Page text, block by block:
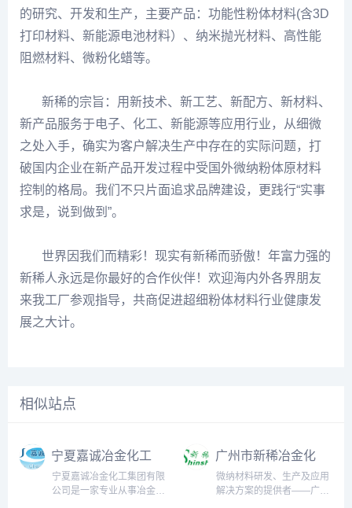
的研究、开发和生产，主要产品：功能性粉体材料(含3D
打印材料、新能源电池材料）、纳米抛光材料、高性能
阻燃材料、微粉化蜡等。
新稀的宗旨：用新技术、新工艺、新配方、新材料、
新产品服务于电子、化工、新能源等应用行业，从细微
之处入手，确实为客户解决生产中存在的实际问题，打
破国内企业在新产品开发过程中受国外微纳粉体原材料
控制的格局。我们不只片面追求品牌建设，更践行“实事
求是，说到做到”。
世界因我们而精彩！现实有新稀而骄傲！年富力强的
新稀人永远是你最好的合作伙伴！欢迎海内外各界朋友
来我工厂参观指导，共商促进超细粉体材料行业健康发
展之大计。
相似站点
宁夏嘉诚冶金化工
集团有限公司
宁夏嘉诚冶金化工集团有限
公司是一家专业从事冶金、
广州市新稀冶金化
工有限公司
微纳材料研发、生产及应用
解决方案的提供者——广州